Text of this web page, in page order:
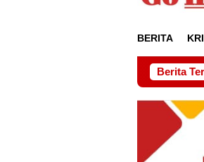
BERITA
Berita
Drainase Rp15 Miliar di Sei Beduk,